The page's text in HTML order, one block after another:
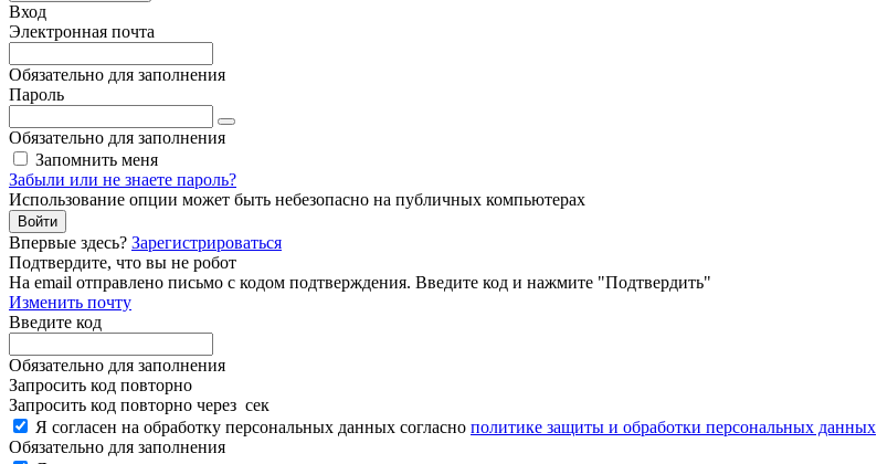
Вход
Электронная почта
Обязательно для заполнения
Пароль
Обязательно для заполнения
Запомнить меня
Забыли или не знаете пароль?
Использование опции может быть небезопасно на публичных компьютерах
Войти
Впервые здесь? Зарегистрироваться
Подтвердите, что вы не робот
Ha email отправлено письмо с кодом подтверждения. Введите код и нажмите "Подтвердить"
Изменить почту
Введите код
Обязательно для заполнения
Запросить код повторно
Запросить код повторно через сек
Я согласен на обработку персональных данных согласно политике защиты и обработки персональных данных
Обязательно для заполнения